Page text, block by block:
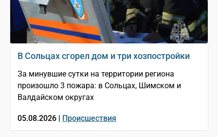
В Сольцах сгорел дом и три хозпостройки
За минувшие сутки на территории региона
произошло 3 пожара: в Сольцах, Шимском и
Валдайском округах
05.08.2026 | Происшествия